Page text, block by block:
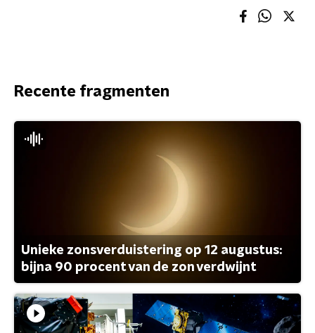
Recente fragmenten
Unieke zonsverduistering op 12 augustus:
bijna 90 procent van de zon verdwijnt